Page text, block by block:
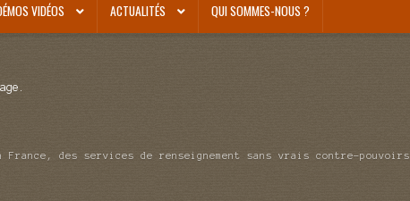
VIDÉOS ACTUALITÉS QUI SOMMES-NOUS ?
France, des services de renseignement sans vrais contre-pouvoirs